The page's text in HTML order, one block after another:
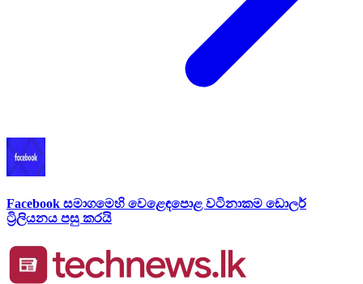
Facebook සමාගමෙහි වෙළෙඳපොළ වටිනාකම ඩොලර්
ට්‍රිලියනය පසු කරයි